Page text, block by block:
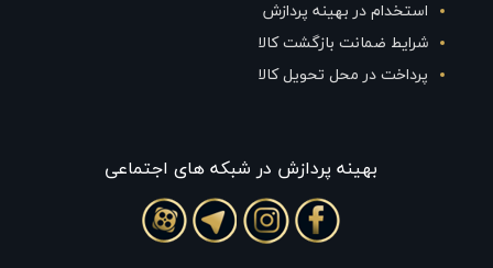
استخدام در بهینه پردازش
شرایط ضمانت بازگشت کالا
پرداخت در محل تحویل کالا
بهينه پردازش در شبکه های اجتماعی